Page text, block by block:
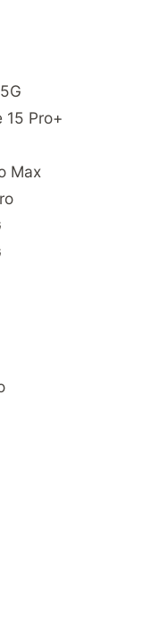
15 Pro+
Max